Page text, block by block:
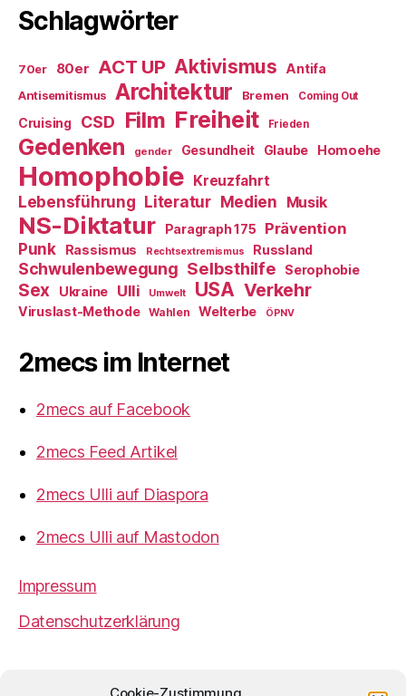
Schlagwörter
70er 80er ACT UP Aktivismus Antifa
Antisemitismus Architektur Bremen Coming Out
Cruising CSD Film Freiheit Frieden
Gedenken gender Gesundheit Glaube Homoehe
Homophobie Kreuzfahrt
Lebensführung Literatur Medien Musik
NS-Diktatur Paragraph 175
Prävention
Punk
Rassismus Rechtsextremismus Russland
Schwulenbewegung Selbsthilfe Serophobie
Sex Ukraine Ulli Umwelt USA Verkehr
Viruslast-Methode Wahlen Welterbe ÖPNV
2mecs im Internet
2mecs auf Facebook
2mecs Feed Artikel
2mecs Ulli auf Diaspora
2mecs Ulli auf Mastodon
Impressum
Datenschutzerklärung
Ulrich Würdemannist sofern nicht